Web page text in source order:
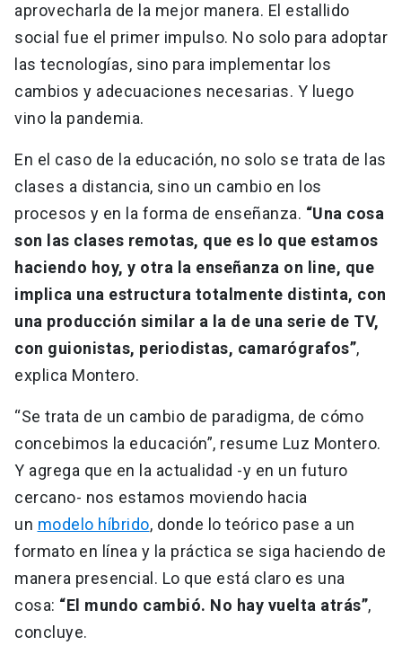
aprovecharla de la mejor manera. El estallido
social fue el primer impulso. No solo para adoptar
las tecnologías, sino para implementar los
cambios y adecuaciones necesarias. Y luego
vino la pandemia.
En el caso de la educación, no solo se trata de las
clases a distancia, sino un cambio en los
procesos y en la forma de enseñanza. “Una cosa
son las clases remotas, que es lo que estamos
haciendo hoy, y otra la enseñanza on line, que
implica una estructura totalmente distinta, con
una producción similar a la de una serie de TV,
con guionistas, periodistas, camarógrafos”,
explica Montero.
“Se trata de un cambio de paradigma, de cómo
concebimos la educación”, resume Luz Montero.
Y agrega que en la actualidad -y en un futuro
cercano- nos estamos moviendo hacia
un modelo híbrido, donde lo teórico pase a un
formato en línea y la práctica se siga haciendo de
manera presencial. Lo que está claro es una
cosa: “El mundo cambió. No hay vuelta atrás”,
concluye.